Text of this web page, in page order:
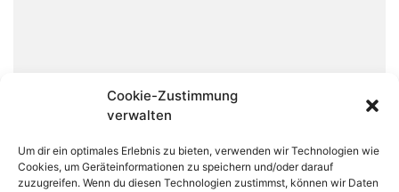
Cookie-Zustimmung
verwalten
Um dir ein optimales Erlebnis zu bieten, verwenden wir Technologien wie
Cookies, um Geräteinformationen zu speichern und/oder darauf
zuzugreifen. Wenn du diesen Technologien zustimmst, können wir Daten
Tierisch Belzig: Laufen für einen guten Zweck
Keine Kommentare
Bad Belzig. Das Tierheim in Bad Belzig veranstaltete auf dem
Gelände der Hundeschule einen Spendenlauf. Die